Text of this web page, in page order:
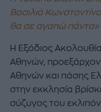
Βασιλιά
θα σε αγαπώ πάντα»
Η Εξόδιος
Αθηνών,
Αθηνών και πάσης
στην εκκλησία
σύζυγος του